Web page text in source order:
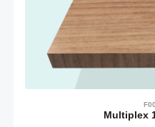
Multiplex